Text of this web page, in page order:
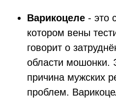
Варикоцеле - это
котором вены
говорит о
области мошонки.
причина мужских
проблем.